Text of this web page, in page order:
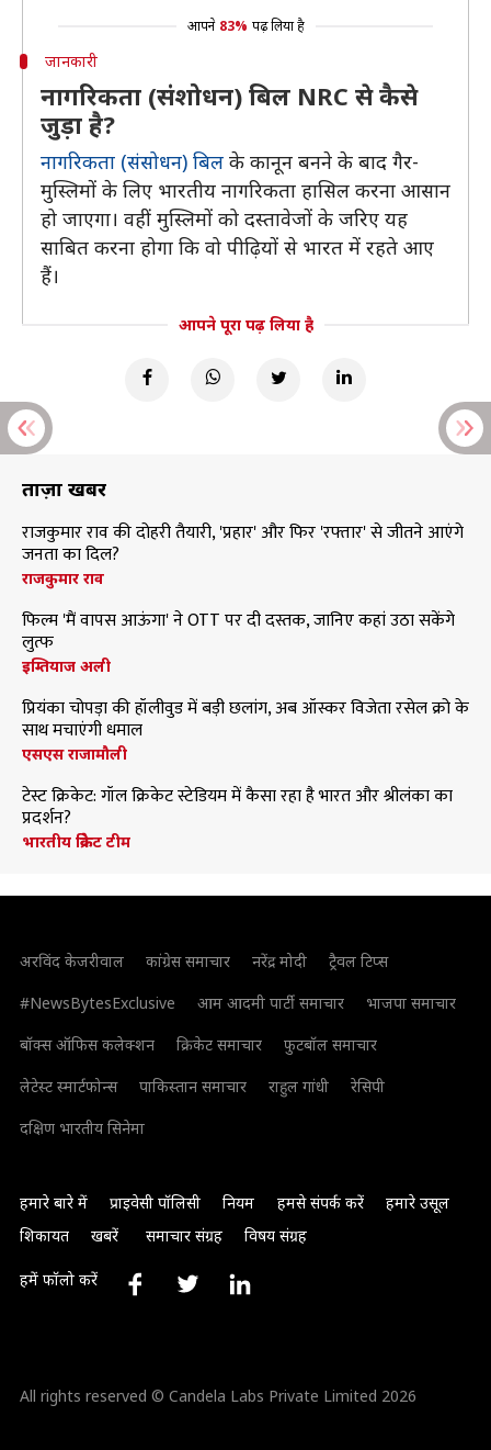
आपने 83% पढ़ लिया है
जानकारी
नागरिकता (संशोधन) बिल NRC से कैसे
जुड़ा है?
नागरिकता (संसोधन) बिल के कानून बनने के बाद गैर-
मुस्लिमों के लिए भारतीय नागरिकता हासिल करना आसान
हो जाएगा। वहीं मुस्लिमों को दस्तावेजों के जरिए यह
साबित करना होगा कि वो पीढ़ियों से भारत में रहते आए
हैं।
आपने पूरा पढ़ लिया है
ताज़ा खबरें
राजकुमार राव की दोहरी तैयारी, 'प्रहार' और फिर 'रफ्तार' से जीतने आएंगे
जनता का दिल?
राजकुमार राव
फिल्म 'मैं वापस आऊंगा' ने OTT पर दी दस्तक, जानिए कहां उठा सकेंगे
लुत्फ
इम्तियाज अली
प्रियंका चोपड़ा की हॉलीवुड में बड़ी छलांग, अब ऑस्कर विजेता रसेल क्रो के
साथ मचाएंगी धमाल
एसएस राजामौली
टेस्ट क्रिकेट: गॉल क्रिकेट स्टेडियम में कैसा रहा है भारत और श्रीलंका का
प्रदर्शन?
भारतीय क्रिकेट टीम
अरविंद केजरीवाल कांग्रेस समाचार नरेंद्र मोदी
ट्रैवल टिप्स
#NewsBytesExclusive
आम आदमी पार्टी समाचार
भाजपा समाचार
बॉक्स ऑफिस कलेक्शन
क्रिकेट समाचार
फुटबॉल समाचार
लेटेस्ट स्मार्टफोन्स
पाकिस्तान समाचार राहुल गांधी
रेसिपी
दक्षिण भारतीय सिनेमा
हमारे बारे में प्राइवेसी पॉलिसी नियम हमसे संपर्क करें
हमारे उसूल
शिकायत
खबरें समाचार संग्रह विषय संग्रह
हमें फॉलो करें
All rights reserved © Candela Labs Private Limited 2026